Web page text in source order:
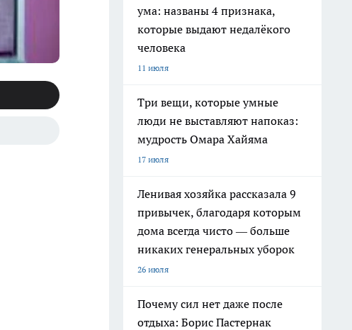
ума: названы 4 признака,
которые выдают недалёкого
человека
11 июля
Три вещи, которые умные
люди не выставляют напоказ:
мудрость Омара Хайяма
17 июля
Ленивая хозяйка рассказала 9
привычек, благодаря которым
дома всегда чисто — больше
никаких генеральных уборок
26 июля
Почему сил нет даже после
отдыха: Борис Пастернак